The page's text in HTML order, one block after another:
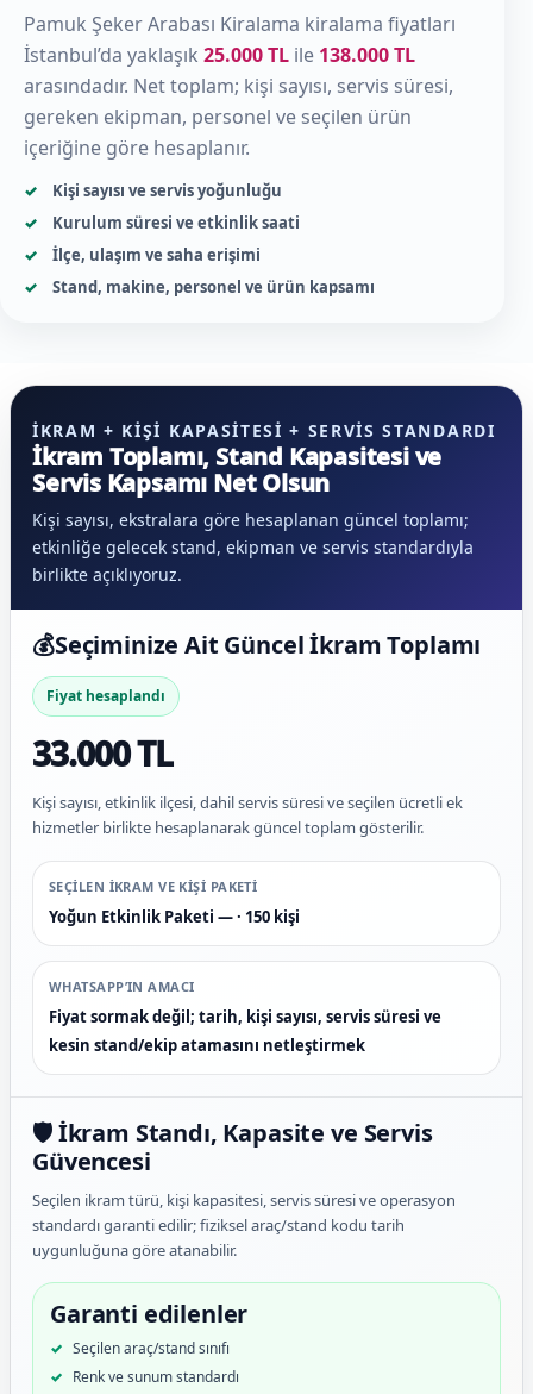
Pamuk Şeker Arabası Kiralama kiralama fiyatları
İstanbul’da yaklaşık 25.000 TL ile 138.000 TL
arasındadır. Net toplam; kişi sayısı, servis süresi,
gereken ekipman, personel ve seçilen ürün
içeriğine göre hesaplanır.
Kişi sayısı ve servis yoğunluğu
Kurulum süresi ve etkinlik saati
İlçe, ulaşım ve saha erişimi
Stand, makine, personel ve ürün kapsamı
İKRAM + KIŞI KAPASITESI + SERVIS STANDARDI
İkram Toplamı, Stand Kapasitesi ve
Servis Kapsamı Net Olsun
Kişi sayısı, ekstralara göre hesaplanan güncel toplamı;
etkinliğe gelecek stand, ekipman ve servis standardıyla
birlikte açıklıyoruz.
💰Seçiminize Ait Güncel İkram Toplamı
Fiyat hesaplandı
33.000 TL
Kişi sayısı, etkinlik ilçesi, dahil servis süresi ve seçilen ücretli ek
hizmetler birlikte hesaplanarak güncel toplam gösterilir.
SEÇILEN IKRAM VE KIŞI PAKETI
Yoğun Etkinlik Paketi — · 150 kişi
WHATSAPP’IN AMACI
Fiyat sormak değil; tarih, kişi sayısı, servis süresi ve
kesin stand/ekip atamasını netleştirmek
🛡️ İkram Standı, Kapasite ve Servis
Güvencesi
Seçilen ikram türü, kişi kapasitesi, servis süresi ve operasyon
standardı garanti edilir; fiziksel araç/stand kodu tarih
uygunluğuna göre atanabilir.
Garanti edilenler
Seçilen araç/stand sınıfı
Renk ve sunum standardı